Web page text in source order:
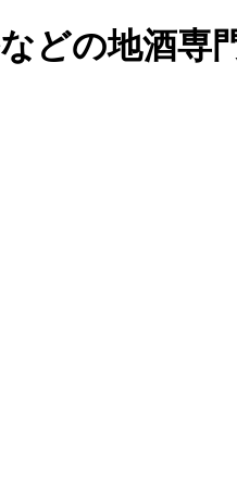
どの地酒専